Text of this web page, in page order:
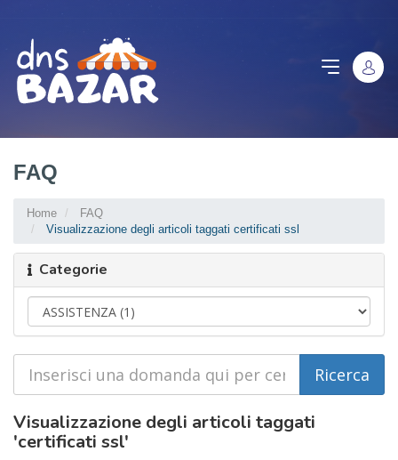
FAQ
Home
FAQ
Visualizzazione degli articoli taggati certificati ssl
Categorie
Visualizzazione degli articoli taggati
'certificati ssl'